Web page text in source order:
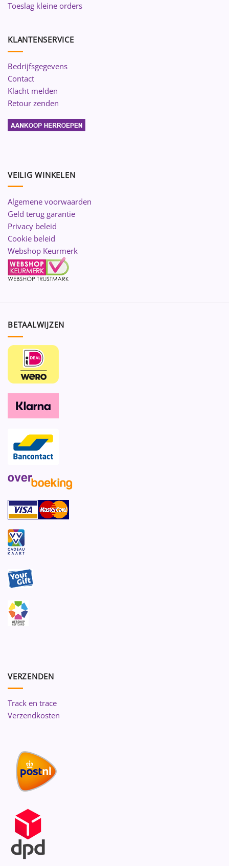
Toeslag kleine orders
KLANTENSERVICE
Bedrijfsgegevens
Contact
Klacht melden
Retour zenden
VEILIG WINKELEN
Algemene voorwaarden
Geld terug garantie
Privacy beleid
Cookie beleid
Webshop Keurmerk
BETAALWIJZEN
VERZENDEN
Track en trace
Verzendkosten